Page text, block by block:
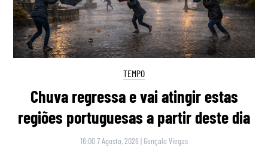
TEMPO
Chuva regressa e vai atingir estas
regiões portuguesas a partir deste dia
16:00 7 Agosto, 2026 | Gonçalo Viegas